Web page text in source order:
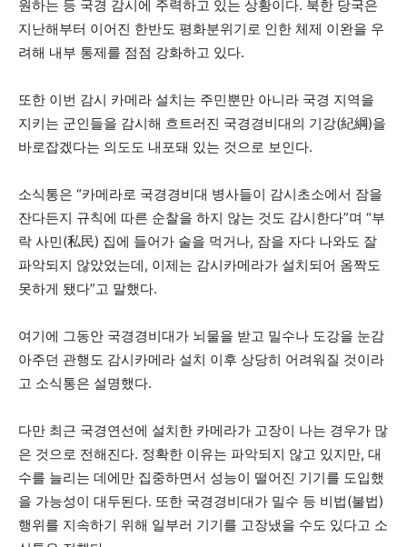
원하는 등 국경 감시에 주력하고 있는 상황이다. 북한 당국은
지난해부터 이어진 한반도 평화분위기로 인한 체제 이완을 우
려해 내부 통제를 점점 강화하고 있다.
또한 이번 감시 카메라 설치는 주민뿐만 아니라 국경 지역을
지키는 군인들을 감시해 흐트러진 국경경비대의 기강(紀綱)을
바로잡겠다는 의도도 내포돼 있는 것으로 보인다.
소식통은 “카메라로 국경경비대 병사들이 감시초소에서 잠을
잔다든지 규칙에 따른 순찰을 하지 않는 것도 감시한다”며 “부
락 사민(私民) 집에 들어가 술을 먹거나, 잠을 자다 나와도 잘
파악되지 않았었는데, 이제는 감시카메라가 설치되어 옴짝도
못하게 됐다”고 말했다.
여기에 그동안 국경경비대가 뇌물을 받고 밀수나 도강을 눈감
아주던 관행도 감시카메라 설치 이후 상당히 어려워질 것이라
고 소식통은 설명했다.
다만 최근 국경연선에 설치한 카메라가 고장이 나는 경우가 많
은 것으로 전해진다. 정확한 이유는 파악되지 않고 있지만, 대
수를 늘리는 데에만 집중하면서 성능이 떨어진 기기를 도입했
을 가능성이 대두된다. 또한 국경경비대가 밀수 등 비법(불법)
행위를 지속하기 위해 일부러 기기를 고장냈을 수도 있다고 소